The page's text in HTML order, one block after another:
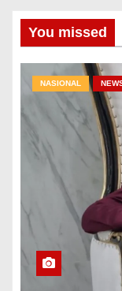
You missed
NASIONAL